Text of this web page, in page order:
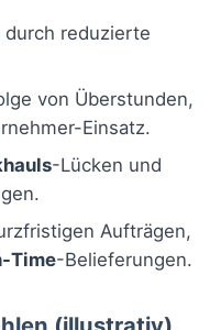
durch reduzierte
von Überstunden,
Einsatz.
-Lücken und
Aufträgen,
Time-Belieferungen.